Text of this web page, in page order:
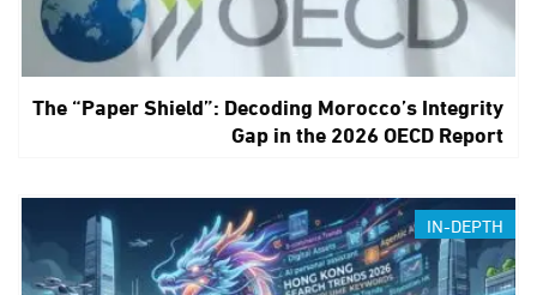
The “Paper Shield”: Decoding Morocco’s Integrity
Gap in the 2026 OECD Report
IN-DEPTH